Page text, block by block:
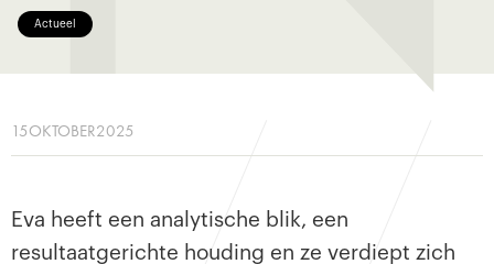
Actueel
15OKTOBER2025
Eva heeft een analytische blik, een
resultaatgerichte houding en ze verdiept zich